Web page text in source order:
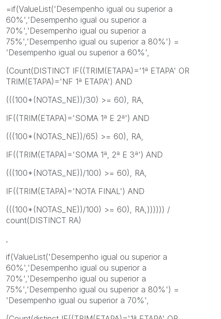
=if(ValueList('Desempenho igual ou superior a
60%','Desempenho igual ou superior a
70%','Desempenho igual ou superior a
75%','Desempenho igual ou superior a 80%') =
'Desempenho igual ou superior a 60%',
(Count(DISTINCT IF((TRIM(ETAPA)='1ª ETAPA' OR
TRIM(ETAPA)='NF 1ª ETAPA') AND
(((100*(NOTAS_NE))/30) >= 60), RA,
IF((TRIM(ETAPA)='SOMA 1ª E 2ª') AND
(((100*(NOTAS_NE))/65) >= 60), RA,
IF((TRIM(ETAPA)='SOMA 1ª, 2ª E 3ª') AND
(((100*(NOTAS_NE))/100) >= 60), RA,
IF((TRIM(ETAPA)='NOTA FINAL') AND
(((100*(NOTAS_NE))/100) >= 60), RA,)))))) /
count(DISTINCT RA)
if(ValueList('Desempenho igual ou superior a
60%','Desempenho igual ou superior a
70%','Desempenho igual ou superior a
75%','Desempenho igual ou superior a 80%') =
'Desempenho igual ou superior a 70%',